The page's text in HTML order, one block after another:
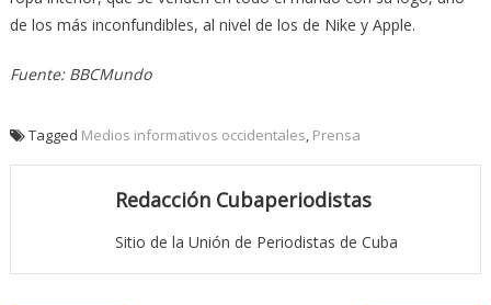
de los más inconfundibles, al nivel de los de Nike y Apple.
Fuente: BBCMundo
Tagged Medios informativos occidentales, Prensa
Redacción Cubaperiodistas
Sitio de la Unión de Periodistas de Cuba